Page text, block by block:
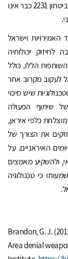
שבה האמברגו על איראן במסגרת החלטת מועצת הביטחון 2231 כבר אינו
וישראל
יכולותיה
הללו, כולל
לעקוב מקרוב אחר
שיש סיכוי
שיתוף הפעולה
כלפי איראן,
את הצורך של
האיראניים. על
ולהשקיע מאמצים
כי טכנולוגיה
Brandon, G. J.
Area denial